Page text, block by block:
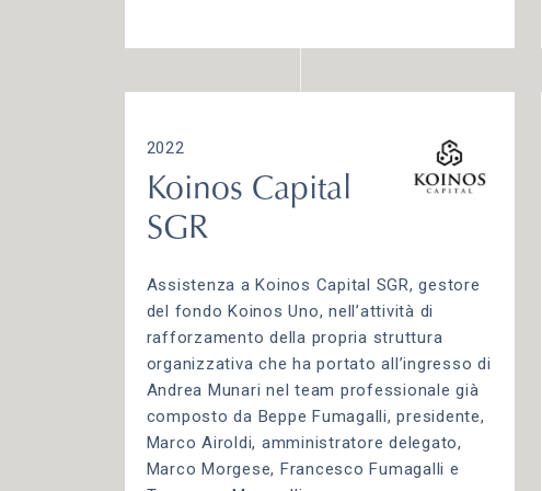
2022
Koinos Capital
SGR
Assistenza a Koinos Capital SGR, gestore
del fondo Koinos Uno, nell’attività di
rafforzamento della propria struttura
organizzativa che ha portato all’ingresso di
Andrea Munari nel team professionale già
composto da Beppe Fumagalli, presidente,
Marco Airoldi, amministratore delegato,
Marco Morgese, Francesco Fumagalli e